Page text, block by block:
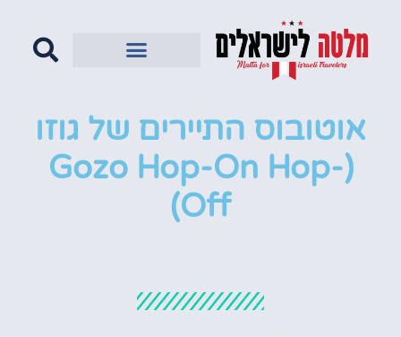
אוטובוס התיירים של גוזו
(Gozo Hop-On Hop-
Off)